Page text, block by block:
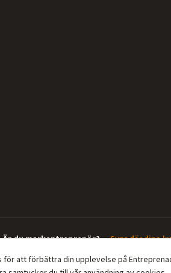
Är du markentreprenör?—Syns där dina
för att förbättra din upplevelse på